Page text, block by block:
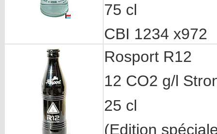
75 cl
CBI 1234 x972
Rosport R12
12 CO2 g/l
25 cl
(Edition